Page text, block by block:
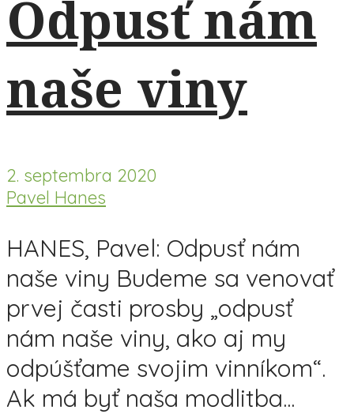
Odpusť nám
naše viny
2. septembra 2020
Pavel Hanes
HANES, Pavel: Odpusť nám
naše viny Budeme sa venovať
prvej časti prosby „odpusť
nám naše viny, ako aj my
odpúšťame svojim vinníkom“.
Ak má byť naša modlitba...